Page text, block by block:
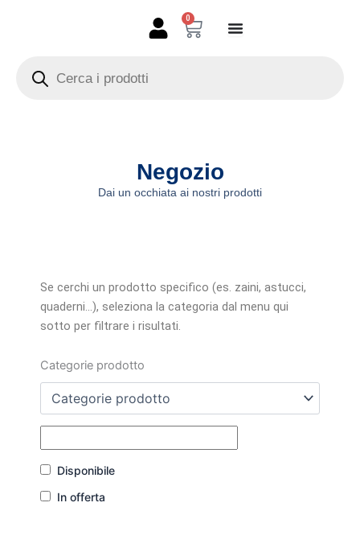
0
Carrello
search
Negozio
Dai un occhiata ai nostri prodotti
Se cerchi un prodotto specifico (es. zaini, astucci,
quaderni…), seleziona la categoria dal menu qui
sotto per filtrare i risultati.
Categorie prodotto
Disponibile
In offerta